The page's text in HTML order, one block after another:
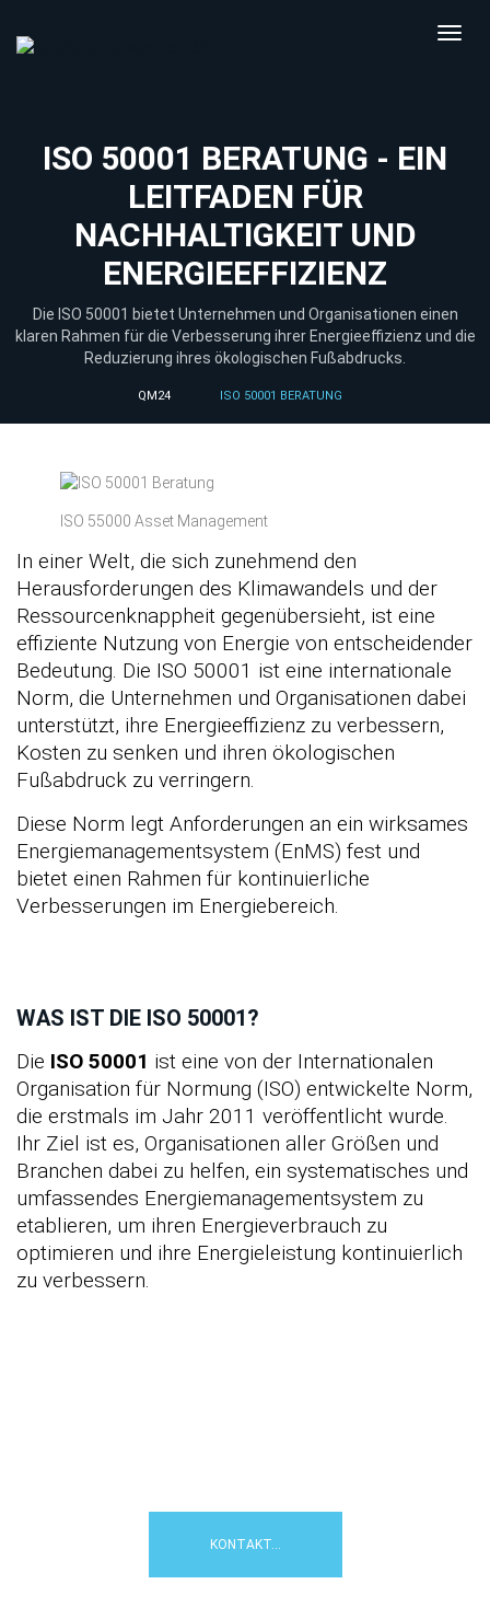
ISO 50001 BERATUNG - EIN
LEITFADEN FÜR
NACHHALTIGKEIT UND
ENERGIEEFFIZIENZ
Die ISO 50001 bietet Unternehmen und Organisationen einen
klaren Rahmen für die Verbesserung ihrer Energieeffizienz und die
Reduzierung ihres ökologischen Fußabdrucks.
QM24 ISO 50001 BERATUNG
ISO 55000 Asset Management
In einer Welt, die sich zunehmend den
Herausforderungen des Klimawandels und der
Ressourcenknappheit gegenübersieht, ist eine
effiziente Nutzung von Energie von entscheidender
Bedeutung. Die ISO 50001 ist eine internationale
Norm, die Unternehmen und Organisationen dabei
unterstützt, ihre Energieeffizienz zu verbessern,
Kosten zu senken und ihren ökologischen
Fußabdruck zu verringern.
Diese Norm legt Anforderungen an ein wirksames
Energiemanagementsystem (EnMS) fest und
bietet einen Rahmen für kontinuierliche
Verbesserungen im Energiebereich.
WAS IST DIE ISO 50001?
Die ISO 50001 ist eine von der Internationalen
Organisation für Normung (ISO) entwickelte Norm,
die erstmals im Jahr 2011 veröffentlicht wurde.
Ihr Ziel ist es, Organisationen aller Größen und
Branchen dabei zu helfen, ein systematisches und
umfassendes Energiemanagementsystem zu
etablieren, um ihren Energieverbrauch zu
optimieren und ihre Energieleistung kontinuierlich
zu verbessern.
KONTAKT...